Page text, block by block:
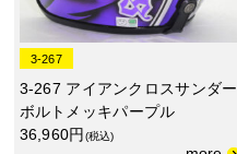
3-267
3-267 アイアンクロスサンダー
ボルトメッキパープル
36,960円 (税込)